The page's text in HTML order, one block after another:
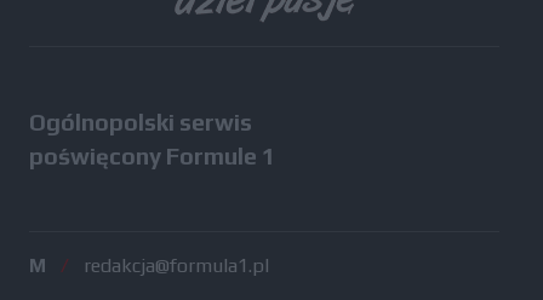
Ogólnopolski serwis
poświęcony Formule 1
M / redakcja@formula1.pl